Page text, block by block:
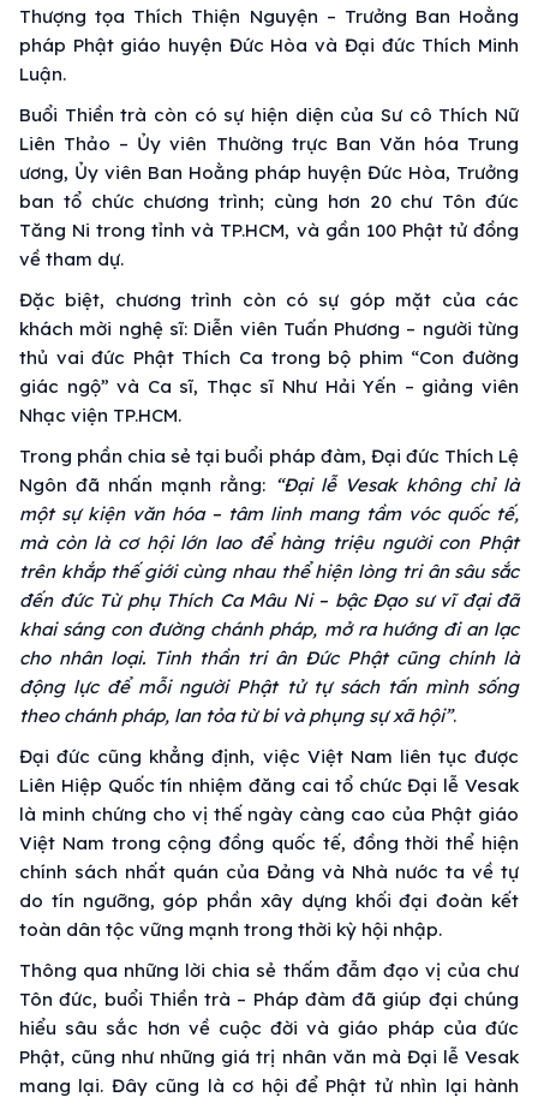
Thượng tọa Thích Thiện Nguyện – Trưởng Ban Hoằng
pháp Phật giáo huyện Đức Hòa và Đại đức Thích Minh
Luận.
Buổi Thiền trà còn có sự hiện diện của Sư cô Thích Nữ
Liên Thảo – Ủy viên Thường trực Ban Văn hóa Trung
ương, Ủy viên Ban Hoằng pháp huyện Đức Hòa, Trưởng
ban tổ chức chương trình; cùng hơn 20 chư Tôn đức
Tăng Ni trong tỉnh và TP.HCM, và gần 100 Phật tử đồng
về tham dự.
Đặc biệt, chương trình còn có sự góp mặt của các
khách mời nghệ sĩ: Diễn viên Tuấn Phương – người từng
thủ vai đức Phật Thích Ca trong bộ phim “Con đường
giác ngộ” và Ca sĩ, Thạc sĩ Như Hải Yến – giảng viên
Nhạc viện TP.HCM.
Trong phần chia sẻ tại buổi pháp đàm, Đại đức Thích Lệ
Ngôn đã nhấn mạnh rằng: “Đại lễ Vesak không chỉ là
một sự kiện văn hóa – tâm linh mang tầm vóc quốc tế,
mà còn là cơ hội lớn lao để hàng triệu người con Phật
trên khắp thế giới cùng nhau thể hiện lòng tri ân sâu sắc
đến đức Từ phụ Thích Ca Mâu Ni – bậc Đạo sư vĩ đại đã
khai sáng con đường chánh pháp, mở ra hướng đi an lạc
cho nhân loại. Tinh thần tri ân Đức Phật cũng chính là
động lực để mỗi người Phật tử tự sách tấn mình sống
theo chánh pháp, lan tỏa từ bi và phụng sự xã hội”.
Đại đức cũng khẳng định, việc Việt Nam liên tục được
Liên Hiệp Quốc tín nhiệm đăng cai tổ chức Đại lễ Vesak
là minh chứng cho vị thế ngày càng cao của Phật giáo
Việt Nam trong cộng đồng quốc tế, đồng thời thể hiện
chính sách nhất quán của Đảng và Nhà nước ta về tự
do tín ngưỡng, góp phần xây dựng khối đại đoàn kết
toàn dân tộc vững mạnh trong thời kỳ hội nhập.
Thông qua những lời chia sẻ thấm đẫm đạo vị của chư
Tôn đức, buổi Thiền trà – Pháp đàm đã giúp đại chúng
hiểu sâu sắc hơn về cuộc đời và giáo pháp của đức
Phật, cũng như những giá trị nhân văn mà Đại lễ Vesak
mang lại. Đây cũng là cơ hội để Phật tử nhìn lại hành